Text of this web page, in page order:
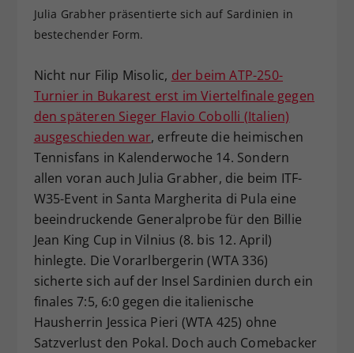
Julia Grabher präsentierte sich auf Sardinien in
bestechender Form.
Nicht nur Filip Misolic, der beim ATP-250-
Turnier in Bukarest erst im Viertelfinale gegen
den späteren Sieger Flavio Cobolli (Italien)
ausgeschieden war, erfreute die heimischen
Tennisfans in Kalenderwoche 14. Sondern
allen voran auch Julia Grabher, die beim ITF-
W35-Event in Santa Margherita di Pula eine
beeindruckende Generalprobe für den Billie
Jean King Cup in Vilnius (8. bis 12. April)
hinlegte. Die Vorarlbergerin (WTA 336)
sicherte sich auf der Insel Sardinien durch ein
finales 7:5, 6:0 gegen die italienische
Hausherrin Jessica Pieri (WTA 425) ohne
Satzverlust den Pokal. Doch auch Comebacker
Zweck
Dieser Wert speichert Ihre Consent-
Einstellungen. Unter anderem eine
historische Speicherung Ihrer
vorgenommen Einstellungen, falls der
Webseiten-Betreiber dies eingestellt
hat.